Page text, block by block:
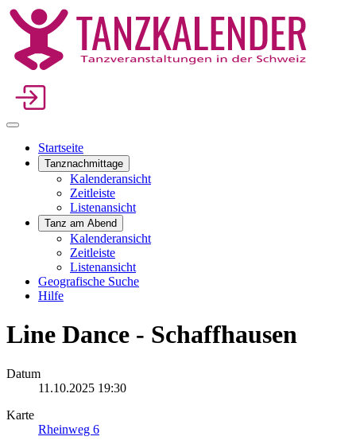
Startseite
Tanznachmittage
Kalenderansicht
Zeitleiste
Listenansicht
Tanz am Abend
Kalenderansicht
Zeitleiste
Listenansicht
Geografische Suche
Hilfe
Line Dance - Schaffhausen
Datum
11.10.2025 19:30
Karte
Rheinweg 6